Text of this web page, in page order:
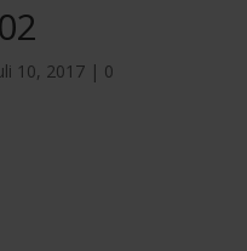
10, 2017| 0